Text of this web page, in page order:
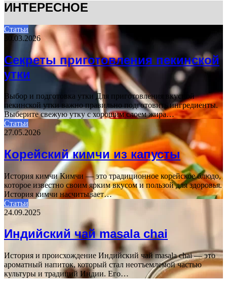
ИНТЕРЕСНОЕ
Статьи
30.03.2026
Секреты приготовления пекинской
утки
Выбор и подготовка утки Для приготовления вкусной
пекинской утки важно правильно подготовить ингредиенты.
Выберите свежую утку с хорошим слоем жира…
Статьи
27.05.2026
Корейский кимчи из капусты
История кимчи Кимчи — это традиционное корейское блюдо,
которое известно своим ярким вкусом и пользой для здоровья.
История кимчи насчитывает…
Статьи
24.09.2025
Индийский чай masala chai
История и происхождение Индийский чай masala chai — это
ароматный напиток, который стал неотъемлемой частью
культуры и традиций Индии. Его…